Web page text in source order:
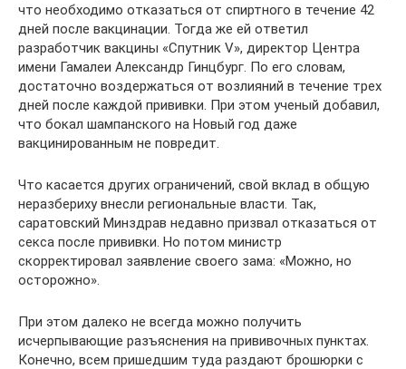
что необходимо отказаться от спиртного в течение 42
дней после вакцинации. Тогда же ей ответил
разработчик вакцины «Спутник V», директор Центра
имени Гамалеи Александр Гинцбург. По его словам,
достаточно воздержаться от возлияний в течение трех
дней после каждой прививки. При этом ученый добавил,
что бокал шампанского на Новый год даже
вакцинированным не повредит.
Что касается других ограничений, свой вклад в общую
неразбериху внесли региональные власти. Так,
саратовский Минздрав недавно призвал отказаться от
секса после прививки. Но потом министр
скорректировал заявление своего зама: «Можно, но
осторожно».
При этом далеко не всегда можно получить
исчерпывающие разъяснения на прививочных пунктах.
Конечно, всем пришедшим туда раздают брошюрки с